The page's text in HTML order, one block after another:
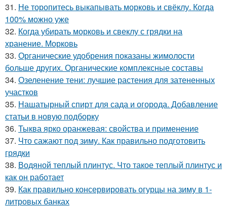
31. Не торопитесь выкапывать морковь и свёклу. Когда
100% можно уже
32. Когда убирать морковь и свеклу с грядки на
хранение. Морковь
33. Органические удобрения показаны жимолости
больше других. Органические комплексные составы
34. Озеленение тени: лучшие растения для затененных
участков
35. Нашатырный спирт для сада и огорода. Добавление
статьи в новую подборку
36. Тыква ярко оранжевая: свойства и применение
37. Что сажают под зиму. Как правильно подготовить
грядки
38. Водяной теплый плинтус. Что такое теплый плинтус и
как он работает
39. Как правильно консервировать огурцы на зиму в 1-
литровых банках